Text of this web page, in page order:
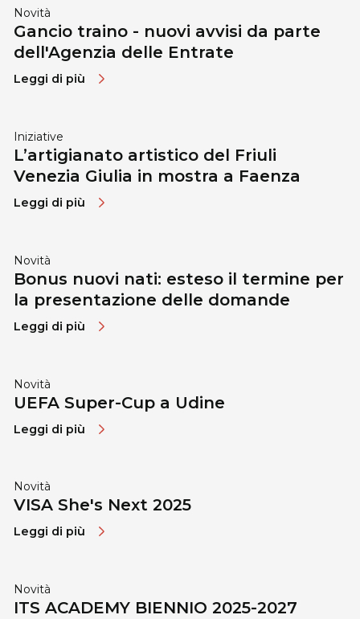
Novità
Gancio traino - nuovi avvisi da parte
dell'Agenzia delle Entrate
Leggi di più
Iniziative
L’artigianato artistico del Friuli
Venezia Giulia in mostra a Faenza
Leggi di più
Novità
Bonus nuovi nati: esteso il termine per
la presentazione delle domande
Leggi di più
Novità
UEFA Super-Cup a Udine
Leggi di più
Novità
VISA She's Next 2025
Leggi di più
Novità
ITS ACADEMY BIENNIO 2025-2027